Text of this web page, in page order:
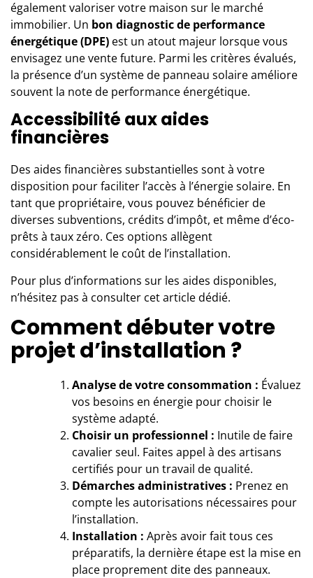
également valoriser votre maison sur le marché
immobilier. Un bon diagnostic de performance
énergétique (DPE) est un atout majeur lorsque vous
envisagez une vente future. Parmi les critères évalués,
la présence d’un système de panneau solaire améliore
souvent la note de performance énergétique.
Accessibilité aux aides
financières
Des aides financières substantielles sont à votre
disposition pour faciliter l’accès à l’énergie solaire. En
tant que propriétaire, vous pouvez bénéficier de
diverses subventions, crédits d’impôt, et même d’éco-
prêts à taux zéro. Ces options allègent
considérablement le coût de l’installation.
Pour plus d’informations sur les aides disponibles,
n’hésitez pas à consulter cetarticle dédié.
Comment débuter votre
projet d’installation ?
Analyse de votre consommation : Évaluez
vos besoins en énergie pour choisir le
système adapté.
Choisir un professionnel : Inutile de faire
cavalier seul. Faites appel à des artisans
certifiés pour un travail de qualité.
Démarches administratives : Prenez en
compte les autorisations nécessaires pour
l’installation.
Installation : Après avoir fait tous ces
préparatifs, la dernière étape est la mise en
place proprement dite des panneaux.